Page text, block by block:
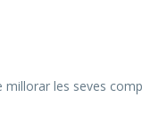
millorar les seves